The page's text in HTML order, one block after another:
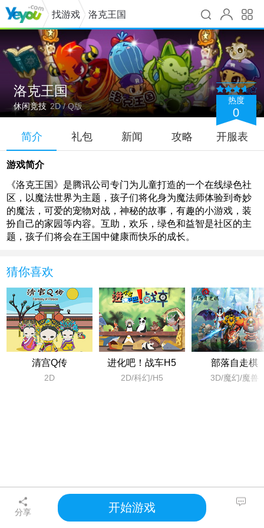
找游戏 洛克王国
洛克王国
休闲竞技 2D / Q版
热度
0
简介 礼包 新闻 攻略 开服表
游戏简介
《洛克王国》是腾讯公司专门为儿童打造的一个在线绿色社
区，以魔法世界为主题，孩子们将化身为魔法师体验到奇妙
的魔法，可爱的宠物对战，神秘的故事，有趣的小游戏，装
扮自己的家园等内容。互助，欢乐，绿色和益智是社区的主
题，孩子们将会在王国中健康而快乐的成长。
猜你喜欢
清宫Q传
2D
进化吧！战车H5
2D/科幻/H5
部落自走棋
3D/魔幻/魔兽
分享 开始游戏